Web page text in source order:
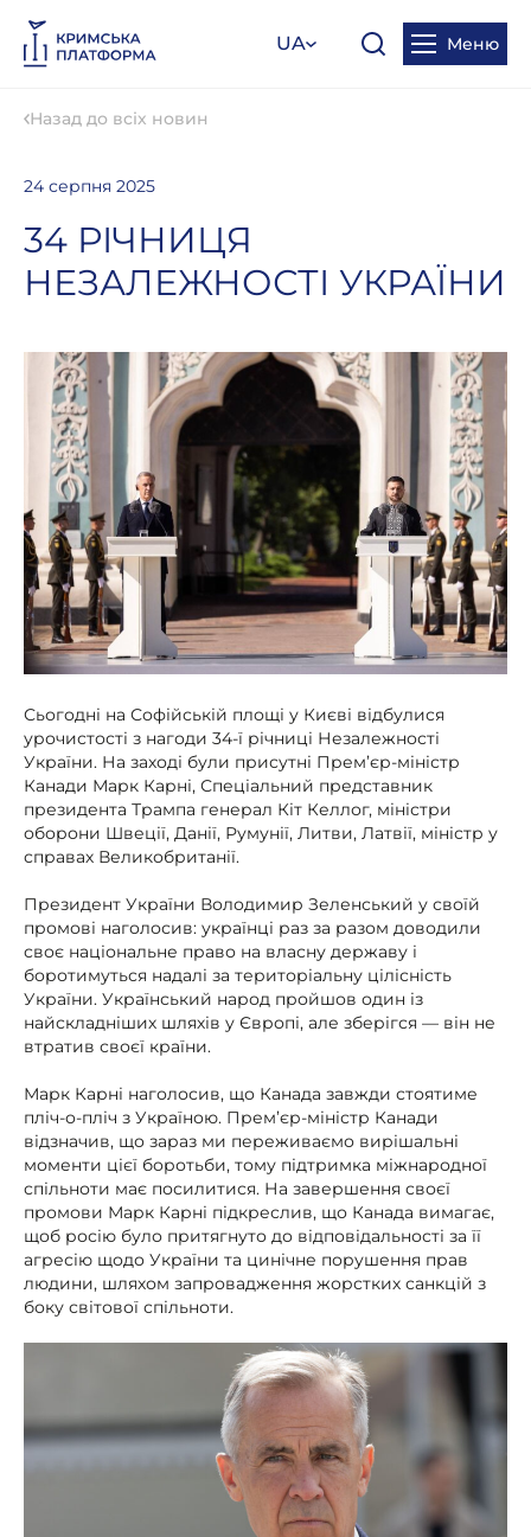
UA Меню
Назад до всіх новин
24 серпня 2025
34 РІЧНИЦЯ
НЕЗАЛЕЖНОСТІ УКРАЇНИ
Сьогодні на Софійській площі у Києві відбулися
урочистості з нагоди 34-ї річниці Незалежності
України. На заході були присутні Прем’єр-міністр
Канади Марк Карні, Спеціальний представник
президента Трампа генерал Кіт Келлог, міністри
оборони Швеції, Данії, Румунії, Литви, Латвії, міністр у
справах Великобританії.
Президент України Володимир Зеленський у своїй
промові наголосив: українці раз за разом доводили
своє національне право на власну державу і
боротимуться надалі за територіальну цілісність
України. Український народ пройшов один із
найскладніших шляхів у Європі, але зберігся — він не
втратив своєї країни.
Марк Карні наголосив, що Канада завжди стоятиме
пліч-о-пліч з Україною. Прем’єр-міністр Канади
відзначив, що зараз ми переживаємо вирішальні
моменти цієї боротьби, тому підтримка міжнародної
спільноти має посилитися. На завершення своєї
промови Марк Карні підкреслив, що Канада вимагає,
щоб росію було притягнуто до відповідальності за її
агресію щодо України та цинічне порушення прав
людини, шляхом запровадження жорстких санкцій з
боку світової спільноти.